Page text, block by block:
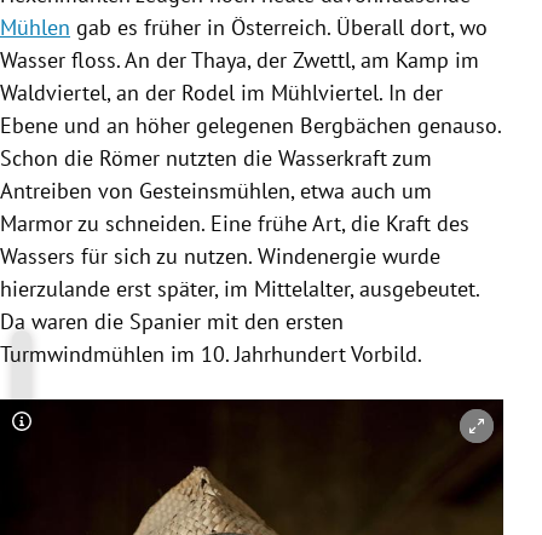
Mühlen gab es früher in Österreich. Überall dort, wo
Wasser floss. An der Thaya, der Zwettl, am Kamp im
Waldviertel, an der Rodel im Mühlviertel. In der
Ebene und an höher gelegenen Bergbächen genauso.
Schon die Römer nutzten die Wasserkraft zum
Antreiben von Gesteinsmühlen, etwa auch um
Marmor zu schneiden. Eine frühe Art, die Kraft des
Wassers für sich zu nutzen. Windenergie wurde
hierzulande erst später, im Mittelalter, ausgebeutet.
Da waren die Spanier mit den ersten
Turmwindmühlen im 10. Jahrhundert Vorbild.
Copyright-Hinweis öffnen/schließen